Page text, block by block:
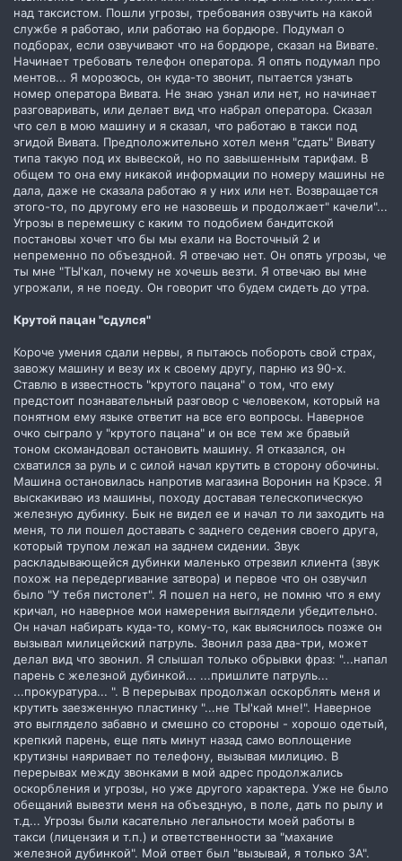
над таксистом. Пошли угрозы, требования озвучить на какой
службе я работаю, или работаю на бордюре. Подумал о
подборах, если озвучивают что на бордюре, сказал на Вивате.
Начинает требовать телефон оператора. Я опять подумал про
ментов... Я морозюсь, он куда-то звонит, пытается узнать
номер оператора Вивата. Не знаю узнал или нет, но начинает
разговаривать, или делает вид что набрал оператора. Сказал
что сел в мою машину и я сказал, что работаю в такси под
эгидой Вивата. Предположительно хотел меня "сдать" Вивату
типа такую под их вывеской, но по завышенным тарифам. В
общем то она ему никакой информации по номеру машины не
дала, даже не сказала работаю я у них или нет. Возвращается
этого-то, по другому его не назовешь и продолжает" качели"...
Угрозы в перемешку с каким то подобием бандитской
постановы хочет что бы мы ехали на Восточный 2 и
непременно по объездной. Я отвечаю нет. Он опять угрозы, че
ты мне "ТЫ'кал, почему не хочешь везти. Я отвечаю вы мне
угрожали, я не поеду. Он говорит что будем сидеть до утра.
Крутой пацан "сдулся"
Короче умения сдали нервы, я пытаюсь побороть свой страх,
завожу машину и везу их к своему другу, парню из 90-х.
Ставлю в известность "крутого пацана" о том, что ему
предстоит познавательный разговор с человеком, который на
понятном ему языке ответит на все его вопросы. Наверное
очко сыграло у "крутого пацана" и он все тем же бравый
тоном скомандовал остановить машину. Я отказался, он
схватился за руль и с силой начал крутить в сторону обочины.
Машина остановилась напротив магазина Воронин на Крэсе. Я
выскакиваю из машины, походу доставая телескопическую
железную дубинку. Бык не видел ее и начал то ли заходить на
меня, то ли пошел доставать с заднего седения своего друга,
который трупом лежал на заднем сидении. Звук
раскладывающейся дубинки маленько отрезвил клиента (звук
похож на передергивание затвора) и первое что он озвучил
было "У тебя пистолет". Я пошел на него, не помню что я ему
кричал, но наверное мои намерения выглядели убедительно.
Он начал набирать куда-то, кому-то, как выяснилось позже он
вызывал милицейский патруль. Звонил раза два-три, может
делал вид что звонил. Я слышал только обрывки фраз: "...напал
парень с железной дубинкой... ...пришлите патруль...
...прокуратура... ". В перерывах продолжал оскорблять меня и
крутить заезженную пластинку "...не ТЫ'кай мне!". Наверное
это выглядело забавно и смешно со стороны - хорошо одетый,
крепкий парень, еще пять минут назад само воплощение
крутизны наяривает по телефону, вызывая милицию. В
перерывах между звонками в мой адрес продолжались
оскорбления и угрозы, но уже другого характера. Уже не было
обещаний вывезти меня на объездную, в поле, дать по рылу и
т.д... Угрозы были касательно легальности моей работы в
такси (лицензия и т.п.) и ответственности за "махание
железной дубинкой". Мой ответ был "вызывай, я только ЗА".